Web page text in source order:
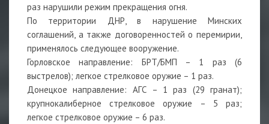
раз нарушили режим прекращения огня.
По территории ДНР, в нарушение Минских
соглашений, а также договоренностей о перемирии,
применялось следующее вооружение.
Горловское направление: БРТ/БМП – 1 раз (6
выстрелов); легкое стрелковое оружие – 1 раз.
Донецкое направление: АГС – 1 раз (29 гранат);
крупнокалиберное стрелковое оружие – 5 раз;
легкое стрелковое оружие – 6 раз.